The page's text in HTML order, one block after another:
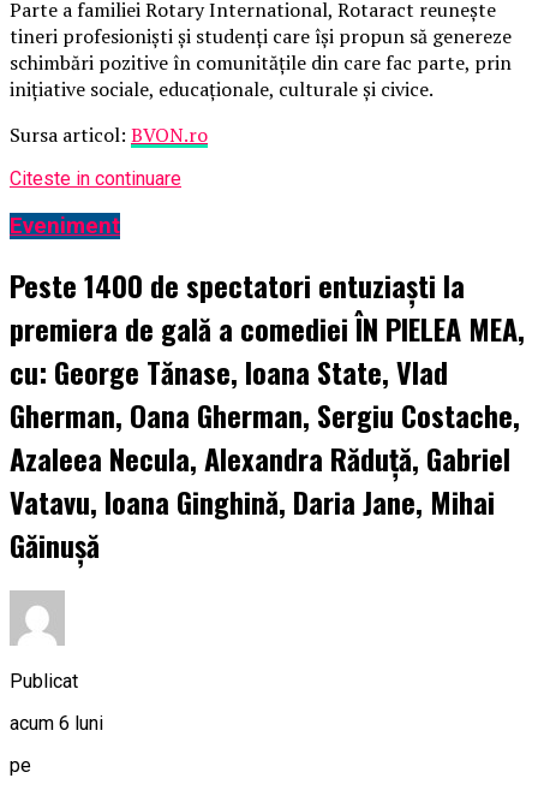
Parte a familiei Rotary International, Rotaract reunește
tineri profesioniști și studenți care își propun să genereze
schimbări pozitive în comunitățile din care fac parte, prin
inițiative sociale, educaționale, culturale și civice.
Sursa articol: BVON.ro
Citeste in continuare
Eveniment
Peste 1400 de spectatori entuziaști la
premiera de gală a comediei ÎN PIELEA MEA,
cu: George Tănase, Ioana State, Vlad
Gherman, Oana Gherman, Sergiu Costache,
Azaleea Necula, Alexandra Răduță, Gabriel
Vatavu, Ioana Ginghină, Daria Jane, Mihai
Găinușă
Publicat
acum 6 luni
pe